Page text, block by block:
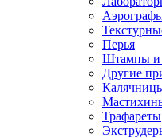
Перья
Штампы
Другие
Трафареты